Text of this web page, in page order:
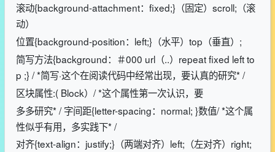
滚动{background-attachment：fixed;}（固定）scroll;（滚
动）
位置{background-position：left;}（水平）top（垂直）;
简写方法{background：＃000 url（..）repeat fixed left to
p ;} / *简写·这个在阅读代码中经常出现，要认真的研究* /
区块属性:( Block）/ *这个属性第一次认识，要
多多研究* / 字间距{letter-spacing：normal; }数值/ *这个属
性似乎有用，多实践下* /
对齐{text-align：justify;}（两端对齐）left;（左对齐）right;